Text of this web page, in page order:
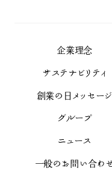
企業理念
サステナビリティ
創業の日メッセージ
グループ
ニュース
一般のお問い合わ